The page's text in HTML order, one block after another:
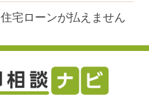
宅ローンが払えません